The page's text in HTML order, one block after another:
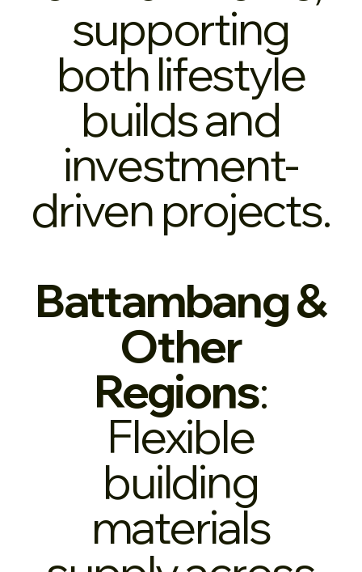
supporting
both lifestyle
builds and
investment-
driven projects.
Battambang &
Other
Regions:
Flexible
building
materials